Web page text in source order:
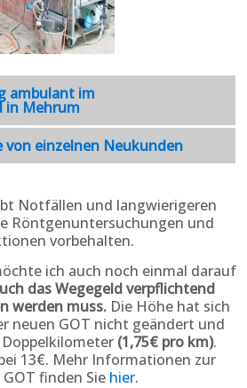
ambulant im
in Mehrum
von einzelnen Neukunden
Not­fällen und lang­wieri­geren
Röntgen­unter­suchungen und
vor­behalten.
ich auch noch einmal darauf
das Wegegeld verpflichtend
werden muss. Die Höhe hat sich
neuen GOT nicht geändert und
(1,75€ pro km).
13€. Mehr Informationen zur
finden Sie hier.